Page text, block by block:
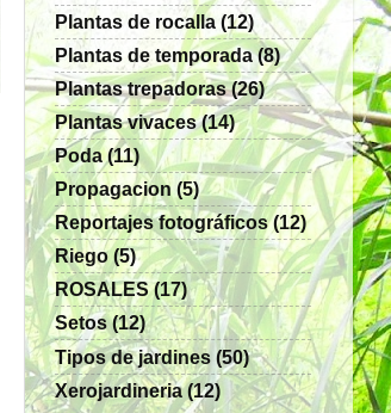
Plantas de rocalla (12)
Plantas de temporada (8)
Plantas trepadoras (26)
Plantas vivaces (14)
Poda (11)
Propagacion (5)
Reportajes fotográficos (12)
Riego (5)
ROSALES (17)
Setos (12)
Tipos de jardines (50)
Xerojardineria (12)